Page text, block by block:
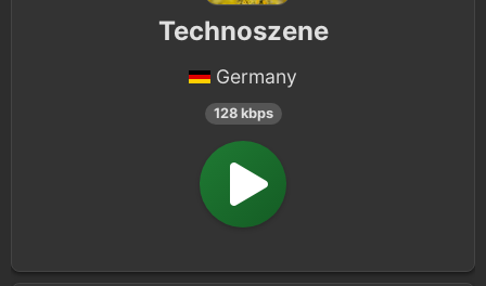
Technoszene
Germany
128 kbps